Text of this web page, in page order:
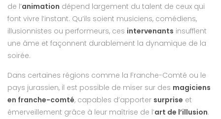
de l’animation dépend largement du talent de ceux qui
font vivre l’instant. Qu’ils soient musiciens, comédiens,
illusionnistes ou performeurs, ces intervenants insufflent
une âme et façonnent durablement la dynamique de la
soirée.
Dans certaines régions comme la Franche-Comté ou le
pays jurassien, il est possible de miser sur des magiciens
en franche-comté, capables d’apporter surprise et
émerveillement grâce à leur maîtrise de l’art de l’illusion.